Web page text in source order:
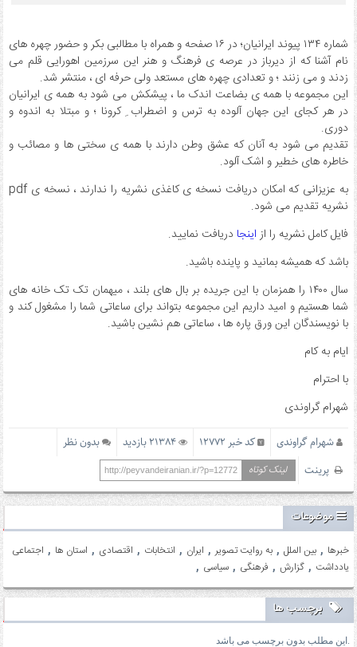
شماره ۱۳۴ پیوند ایرانیان؛ در ۱۶ صفحه و همراه با مطالبی بکر و حضور چهره های
نام آشنا که از دیرباز در عرصه ی فرهنگ و هنر این سرزمین اهورایی قلم می
زدند و می زنند ؛ و تعدادی چهره های مستعد ولی حرفه ای ، منتشر شد.
این مجموعه با همه ی بضاعت اندک ما ، پیشکش می شود به همه ی ایرانیان
در هر کجای این جهان آلوده به ترس و اضطراب ِ کرونا ؛ و مبتلا به اندوه و
دوری.
تقدیم می شود به آنان که عشق وطن دارند با همه ی سختی ها و مصائب و
خاطره های خطیر و اشک آلود.
به عزیزانی که امکان دریافت نسخه ی کاغذی نشریه را ندارند ، نسخه ی pdf
نشریه تقدیم می شود.
فایل کامل نشریه را از اینجا دریافت نمایید.
باشد که همیشه بمانید و پاینده باشید.
سال ۱۴۰۰ را همزمان با این جریده بر بال های بلند ، میهمان تک تک خانه های
شما هستیم و امید داریم این مجموعه بتواند برای ساعاتی شما را مشغول کند و
با نویسندگان این ورق پاره ها ، ساعاتی هم نشین باشید.
ایام به کام
با احترام
شهرام گراوندی
شهرام گراوندی کد خبر 12772 21384 بازدید
بدون نظر
پرینت
لینک کوتاه http://peyvandeiranian.ir/?p=12772
موضوعات
اجتماعی , استان ها , اقتصادی , انتخابات , ایران , به روایت تصویر , بین الملل , خبرها
, سیاسی , فرهنگی , گزارش , یادداشت
برچسب ها
این مطلب بدون برچسب می باشد.